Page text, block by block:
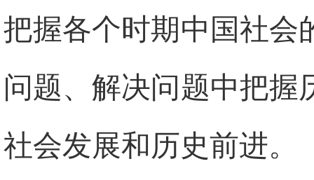
把握各个时期中国社会
问题、解决问题中把握
社会发展和历史前进。